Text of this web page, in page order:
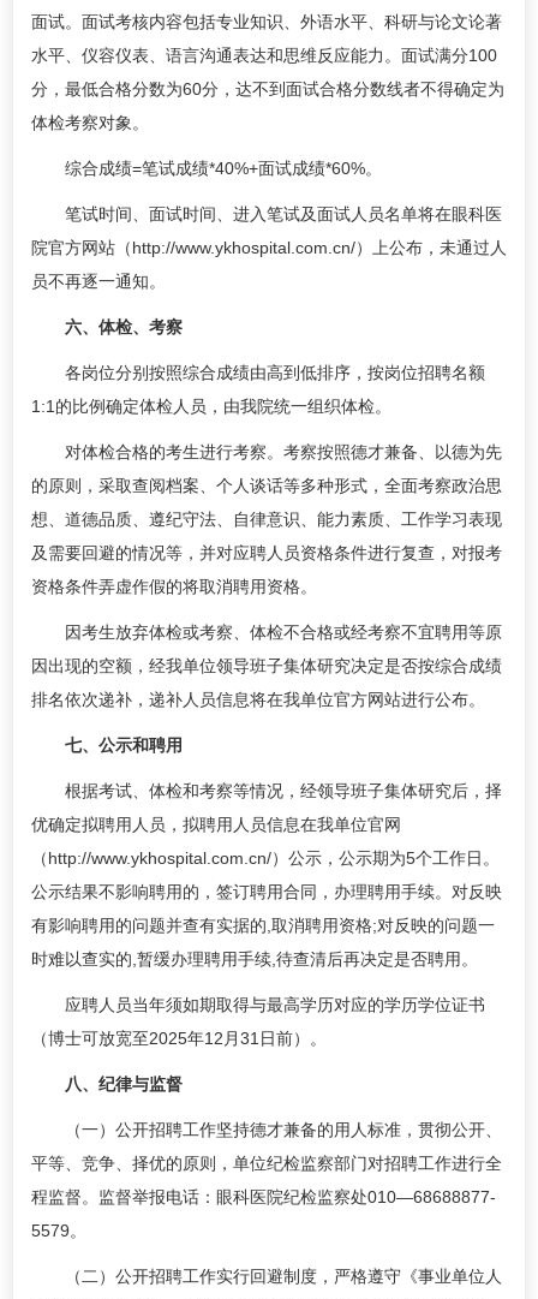
面试。面试考核内容包括专业知识、外语水平、科研与论文论著
水平、仪容仪表、语言沟通表达和思维反应能力。面试满分100
分，最低合格分数为60分，达不到面试合格分数线者不得确定为
体检考察对象。
综合成绩=笔试成绩*40%+面试成绩*60%。
笔试时间、面试时间、进入笔试及面试人员名单将在眼科医
院官方网站（http://www.ykhospital.com.cn/）上公布，未通过人
员不再逐一通知。
六、体检、考察
各岗位分别按照综合成绩由高到低排序，按岗位招聘名额
1:1的比例确定体检人员，由我院统一组织体检。
对体检合格的考生进行考察。考察按照德才兼备、以德为先
的原则，采取查阅档案、个人谈话等多种形式，全面考察政治思
想、道德品质、遵纪守法、自律意识、能力素质、工作学习表现
及需要回避的情况等，并对应聘人员资格条件进行复查，对报考
资格条件弄虚作假的将取消聘用资格。
因考生放弃体检或考察、体检不合格或经考察不宜聘用等原
因出现的空额，经我单位领导班子集体研究决定是否按综合成绩
排名依次递补，递补人员信息将在我单位官方网站进行公布。
七、公示和聘用
根据考试、体检和考察等情况，经领导班子集体研究后，择
优确定拟聘用人员，拟聘用人员信息在我单位官网
（http://www.ykhospital.com.cn/）公示，公示期为5个工作日。
公示结果不影响聘用的，签订聘用合同，办理聘用手续。对反映
有影响聘用的问题并查有实据的,取消聘用资格;对反映的问题一
时难以查实的,暂缓办理聘用手续,待查清后再决定是否聘用。
应聘人员当年须如期取得与最高学历对应的学历学位证书
（博士可放宽至2025年12月31日前）。
八、纪律与监督
（一）公开招聘工作坚持德才兼备的用人标准，贯彻公开、
平等、竞争、择优的原则，单位纪检监察部门对招聘工作进行全
程监督。监督举报电话：眼科医院纪检监察处010—68688877-
5579。
（二）公开招聘工作实行回避制度，严格遵守《事业单位人